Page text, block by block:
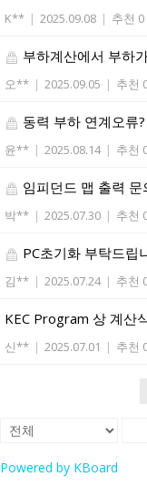
K** | 2025.09.08 | 추천 0
부하계산에서 부하
오** | 2025.09.05 | 추천
동력 부하 연계오류?
윤** | 2025.08.14 | 추천
임피던드 맵 출력 문
박** | 2025.07.30 | 추천
PC초기화 부탁드립
김** | 2025.07.24 | 추천
KEC Program 상 계산
신** | 2025.07.01 | 추천
Powered by KBoard